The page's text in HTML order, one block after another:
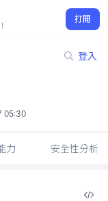
打開
登入
05:30
力 安全性分析